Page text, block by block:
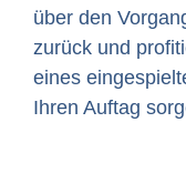
über den
zurück und
eines
Ihren Auftag